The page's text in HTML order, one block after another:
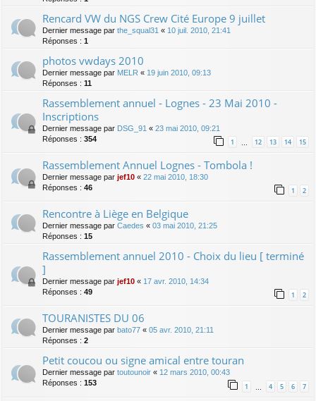
Rencard VW du NGS Crew Cité Europe 9 juillet
Dernier message par the_squal31 « 10 juil. 2010, 21:41
Réponses : 1
photos vwdays 2010
Dernier message par MELR « 19 juin 2010, 09:13
Réponses : 11
Rassemblement annuel - Lognes - 23 Mai 2010 -
Inscriptions
Dernier message par DSG_91 « 23 mai 2010, 09:21
Réponses : 354 1 … 12 13 14 15
Rassemblement Annuel Lognes - Tombola !
Dernier message par jef10 « 22 mai 2010, 18:30
Réponses : 46 1 2
Rencontre à Liège en Belgique
Dernier message par Caedes « 03 mai 2010, 21:25
Réponses : 15
Rassemblement annuel 2010 - Choix du lieu [ terminé
]
Dernier message par jef10 « 17 avr. 2010, 14:34
Réponses : 49 1 2
TOURANISTES DU 06
Dernier message par bato77 « 05 avr. 2010, 21:11
Réponses : 2
Petit coucou ou signe amical entre touran
Dernier message par toutounoir « 12 mars 2010, 00:43
Réponses : 153 1 4 5 6 7